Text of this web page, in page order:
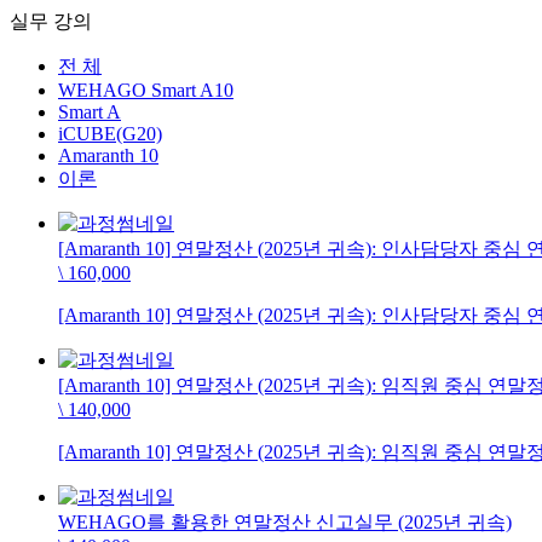
실무 강의
전 체
WEHAGO Smart A10
Smart A
iCUBE(G20)
Amaranth 10
이론
[Amaranth 10] 연말정산 (2025년 귀속): 인사담당자 중심
\ 160,000
[Amaranth 10] 연말정산 (2025년 귀속): 인사담당자 중심
[Amaranth 10] 연말정산 (2025년 귀속): 임직원 중심 연말
\ 140,000
[Amaranth 10] 연말정산 (2025년 귀속): 임직원 중심 연말
WEHAGO를 활용한 연말정산 신고실무 (2025년 귀속)